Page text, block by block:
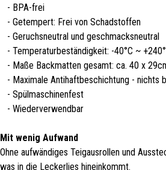
- BPA-frei
- Getempert: Frei von Schadstoffen
- Geruchsneutral und geschmacksneutral
- Temperaturbeständigkeit: -40°C ~
- Maße Backmatten gesamt: ca. 40 x
- Maximale Antihaftbeschichtung - nichts
- Spülmaschinenfest
- Wiederverwendbar
Mit wenig Aufwand
Ohne aufwändiges Teigausrollen und
was in die Leckerlies hineinkommt.